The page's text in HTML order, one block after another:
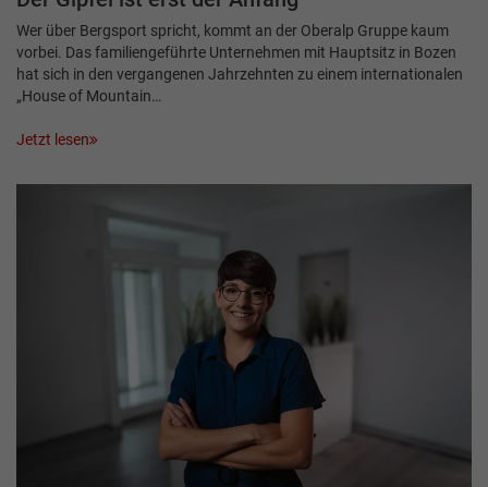
Wer über Bergsport spricht, kommt an der Oberalp Gruppe kaum
vorbei. Das familiengeführte Unternehmen mit Hauptsitz in Bozen
hat sich in den vergangenen Jahrzehnten zu einem internationalen
„House of Mountain…
Jetzt lesen